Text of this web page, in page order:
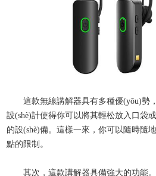
這款無線講解器具有多種優(yōu)勢，
設(shè)計使得你可以將其輕松放入口袋
的設(shè)備。這樣一來，你可以隨時隨
點的限制。
其次，這款講解器具備強大的功能